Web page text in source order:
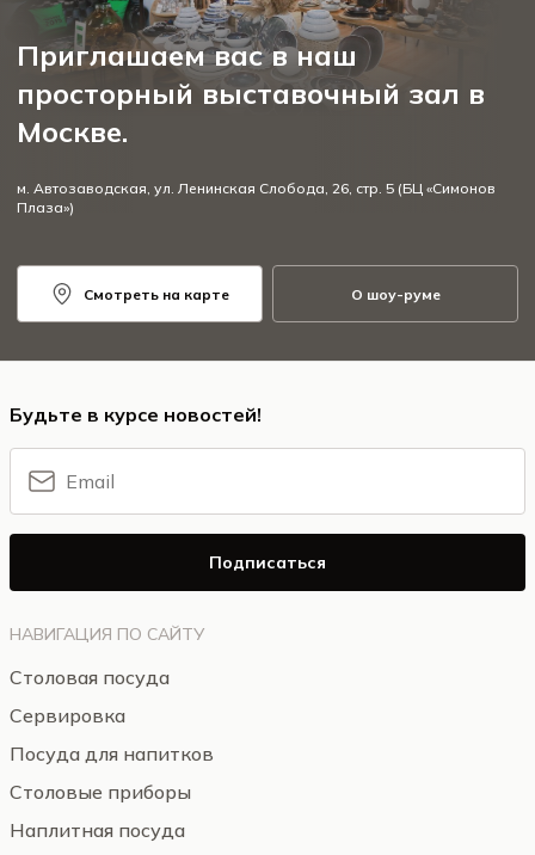
Приглашаем вас в наш
просторный выставочный зал в
Москве.
м. Автозаводская, ул. Ленинская Слобода, 26, стр. 5 (БЦ «Симонов
Плаза»)
Смотреть на карте О шоу-руме
НАВИГАЦИЯ ПО САЙТУ
Столовая посуда
Сервировка
Посуда для напитков
Столовые приборы
Наплитная посуда
Будьте в курсе новостей!
Подписаться